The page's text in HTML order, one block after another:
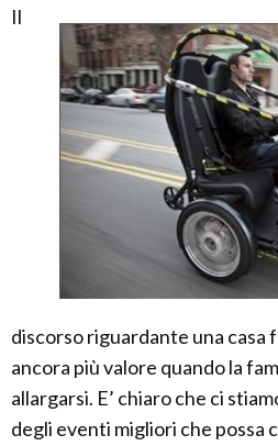
Il
discorso riguardante una casa
ancora più valore quando la
allargarsi. E’ chiaro che ci
degli eventi migliori che possa